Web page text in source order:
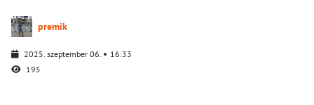
premik
2025. szeptember 06.
16:33
195